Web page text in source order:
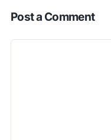
Post a Comment